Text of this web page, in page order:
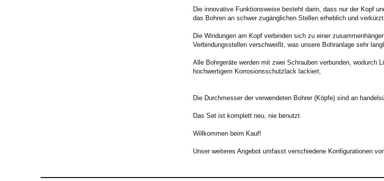
Die innovative Funktionsweise besteht darin, dass nur der Kopf
das Bohren an schwer zugänglichen Stellen erheblich und
Die Windungen am Kopf verbinden sich zu einer
Verbindungsstellen verschweißt, was unsere Bohranlage sehr
Alle Bohrgeräte werden mit zwei Schrauben verbunden, wodurch
hochwertigem Korrosionsschutzlack lackiert,
Die Durchmesser der verwendeten Bohrer (Köpfe) sind an
Das Set ist komplett neu, nie benutzt.
Willkommen beim Kauf!
Unser weiteres Angebot umfasst verschiedene Konfigurationen